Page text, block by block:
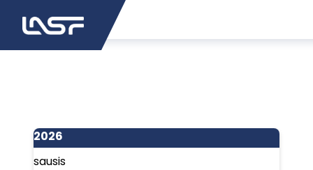
2026
sausis